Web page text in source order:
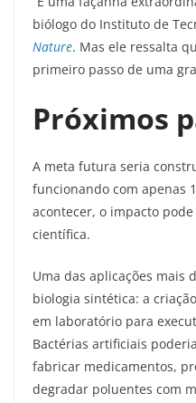
biólogo do Instituto de
Nature. Mas ele ressalta
primeiro passo de uma
Próximos
A meta futura seria
funcionando com apenas
acontecer, o impacto
científica.
Uma das aplicações mais
biologia sintética: a
em laboratório para
Bactérias artificiais
fabricar medicamentos,
degradar poluentes com